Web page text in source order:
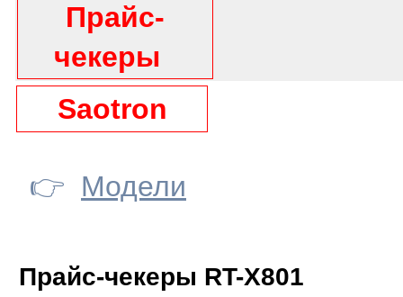
Прайс-
чекеры
Saotron
👉 Модели
Прайс-чекеры RT-X801